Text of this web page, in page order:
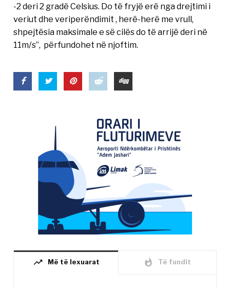
-2 deri 2 gradë Celsius. Do të fryjë erë nga drejtimi i
veriut dhe veriperëndimit , herë-herë me vrull,
shpejtësia maksimale e së cilës do të arrijë deri në
11m/s”, përfundohet në njoftim.
trending_up Më të lexuarat whatshot Të fundit